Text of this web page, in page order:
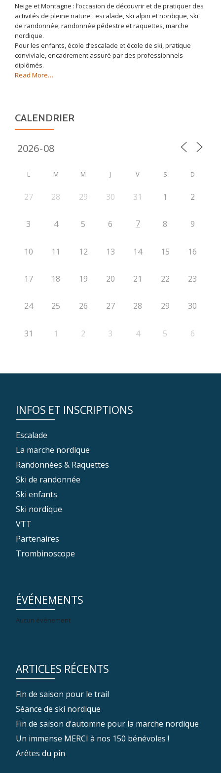
Neige et Montagne : l’occasion de découvrir et de pratiquer des
activités de pleine nature : escalade, ski alpin et nordique, ski
de randonnée, randonnée pédestre et raquettes, marche
nordique.
Pour les enfants, école d’escalade et école de ski, pratique
conviviale, encadrement assuré par des professionnels
diplômés.
Read Moreabout
…
CALENDRIER
L M M J V S D
27 28 29 30 31 1 2
3 4 5 6 7 8 9
10 11 12 13 14 15 16
17 18 19 20 21 22 23
24 25 26 27 28 29 30
31 1 2 3 4 5 6
INFOS ET INSCRIPTIONS
Escalade
La marche nordique
Randonnées & Raquettes
Ski de randonnée
Ski enfants
Ski nordique
VTT
Partenaires
Trombinoscope
ÉVÉNEMENTS
Aucun événement
ARTICLES RÉCENTS
Fin de saison pour le trail
Séance de ski nordique
Fin de saison d’automne pour la marche nordique
Un immense MERCI à nos 150 bénévoles !
Arêtes du pin